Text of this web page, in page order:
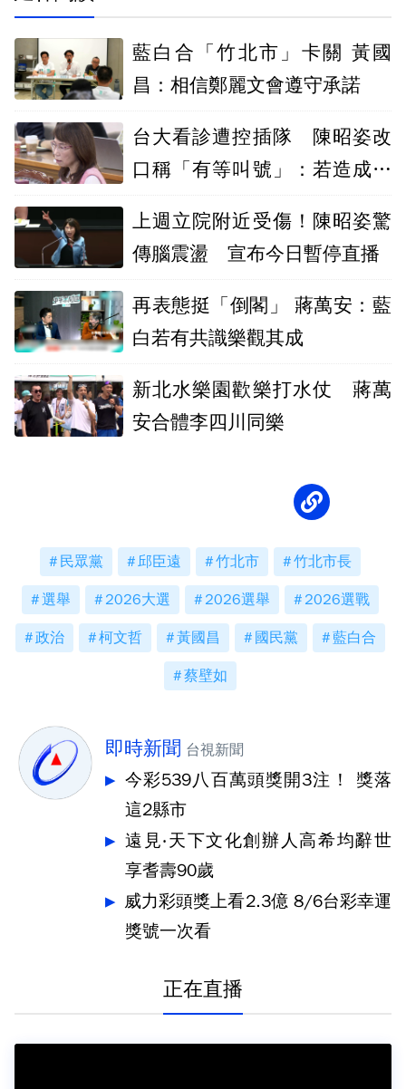
藍白合「竹北市」卡關 黃國
昌：相信鄭麗文會遵守承諾
台大看診遭控插隊 陳昭姿改
口稱「有等叫號」：若造成誤
上週立院附近受傷！陳昭姿驚
傳腦震盪 宣布今日暫停直播
再表態挺「倒閣」 蔣萬安：藍
白若有共識樂觀其成
新北水樂園歡樂打水仗 蔣萬
安合體李四川同樂
民眾黨 邱臣遠 竹北市 竹北市長
選舉 2026大選 2026選舉 2026選戰
政治 柯文哲 黃國昌 國民黨 藍白合
蔡壁如
即時新聞 台視新聞
今彩539八百萬頭獎開3注！ 獎落
這2縣市
遠見‧天下文化創辦人高希均辭世
享耆壽90歲
威力彩頭獎上看2.3億 8/6台彩幸運
獎號一次看
正在直播